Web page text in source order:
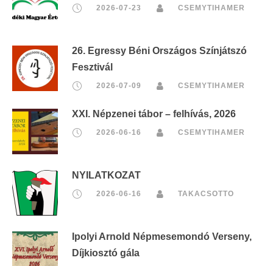
2026-07-23 CSEMYTIHAMER
26. Egressy Béni Országos Színjátszó
Fesztivál
2026-07-09 CSEMYTIHAMER
XXI. Népzenei tábor – felhívás, 2026
2026-06-16 CSEMYTIHAMER
NYILATKOZAT
2026-06-16 TAKACSOTTO
Ipolyi Arnold Népmesemondó Verseny,
Díjkiosztó gála